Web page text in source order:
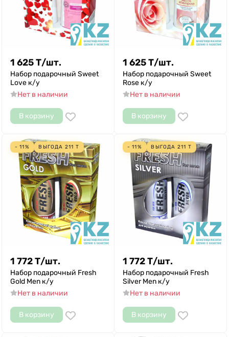
1 625Т/шт.
Набор подарочный Sweet
Love к/у
Нет в наличии
В корзину
1 625Т/шт.
Набор подарочный Sweet
Rose к/у
Нет в наличии
В корзину
- 11% ВЫГОДА 211 Т
1 772Т/шт.
Набор подарочный Fresh
Gold Men к/у
Нет в наличии
В корзину
- 11% ВЫГОДА 211 Т
1 772Т/шт.
Набор подарочный Fresh
Silver Men к/у
Нет в наличии
В корзину